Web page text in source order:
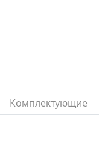
Комплектующие